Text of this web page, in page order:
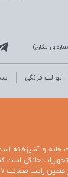
توالت فرنگی
خانه و آشپزخانه
خانگی است